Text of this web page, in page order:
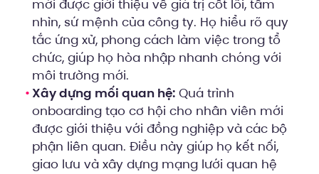
mới được giới thiệu về giá trị cốt lõi, tầm
nhìn, sứ mệnh của công ty. Họ hiểu rõ quy
tắc ứng xử, phong cách làm việc trong tổ
chức, giúp họ hòa nhập nhanh chóng với
môi trường mới.
Xây dựng mối quan hệ: Quá trình
onboarding tạo cơ hội cho nhân viên mới
được giới thiệu với đồng nghiệp và các bộ
phận liên quan. Điều này giúp họ kết nối,
giao lưu và xây dựng mạng lưới quan hệ